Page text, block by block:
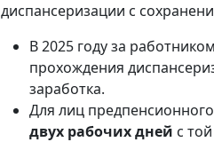
диспансеризации с
В 2025 году за
прохождения
заработка.
Для лиц
двух рабочих дней с